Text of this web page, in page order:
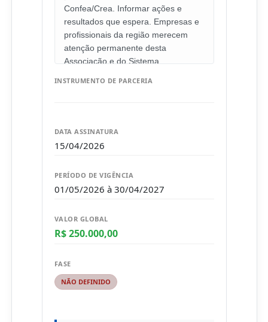
INSTRUMENTO DE PARCERIA
DATA ASSINATURA
15/04/2026
PERÍODO DE VIGÊNCIA
01/05/2026 à 30/04/2027
VALOR GLOBAL
R$ 250.000,00
FASE
NÃO DEFINIDO